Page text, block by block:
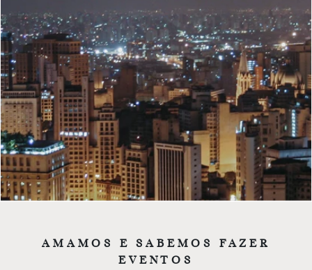
AMAMOS E SABEMOS FAZER
EVENTOS